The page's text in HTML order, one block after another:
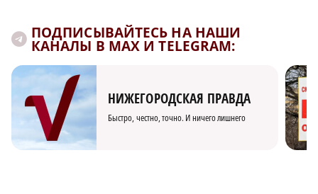
ПОДПИСЫВАЙТЕСЬ НА НАШИ
КАНАЛЫ В MAX И TELEGRAM:
НИЖЕГОРОДСКАЯ ПРАВДА
Быстро, честно, точно. И ничего лишнего